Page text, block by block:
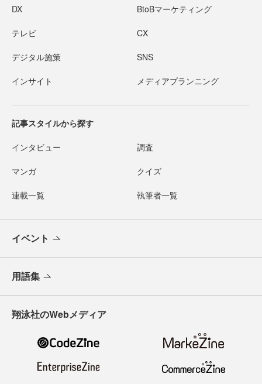
DX BtoBマーケティング
テレビ CX
デジタル施策 SNS
インサイト メディアプランニング
記事スタイルから探す
インタビュー 調査
マンガ クイズ
連載一覧 執筆者一覧
イベント
用語集
翔泳社のWebメディア